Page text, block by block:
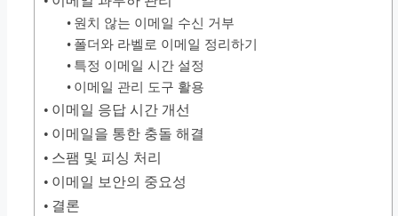
원치 않는 이메일 수신 거부
폴더와 라벨로 이메일 정리하기
특정 이메일 시간 설정
이메일 관리 도구 활용
이메일 응답 시간 개선
이메일을 통한 충돌 해결
스팸 및 피싱 처리
이메일 보안의 중요성
결론